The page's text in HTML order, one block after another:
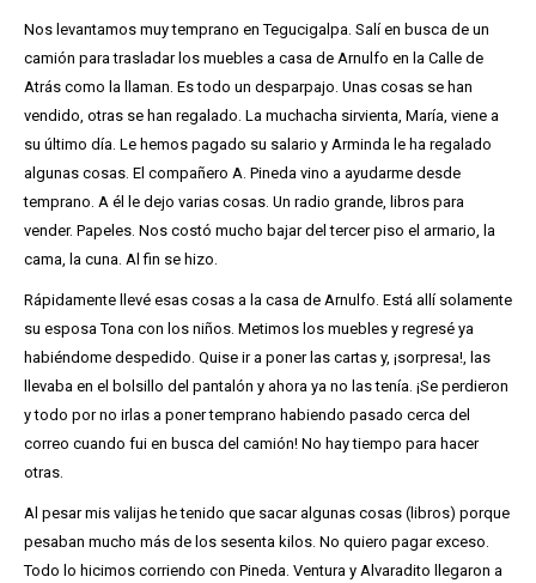
Nos levantamos muy temprano en Tegucigalpa. Salí en busca de un
camión para trasladar los muebles a casa de Arnulfo en la Calle de
Atrás como la llaman. Es todo un desparpajo. Unas cosas se han
vendido, otras se han regalado. La muchacha sirvienta, María, viene a
su último día. Le hemos pagado su salario y Arminda le ha regalado
algunas cosas. El compañero A. Pineda vino a ayudarme desde
temprano. A él le dejo varias cosas. Un radio grande, libros para
vender. Papeles. Nos costó mucho bajar del tercer piso el armario, la
cama, la cuna. Al fin se hizo.
Rápidamente llevé esas cosas a la casa de Arnulfo. Está allí solamente
su esposa Tona con los niños. Metimos los muebles y regresé ya
habiéndome despedido. Quise ir a poner las cartas y, ¡sorpresa!, las
llevaba en el bolsillo del pantalón y ahora ya no las tenía. ¡Se perdieron
y todo por no irlas a poner temprano habiendo pasado cerca del
correo cuando fui en busca del camión! No hay tiempo para hacer
otras.
Al pesar mis valijas he tenido que sacar algunas cosas (libros) porque
pesaban mucho más de los sesenta kilos. No quiero pagar exceso.
Todo lo hicimos corriendo con Pineda. Ventura y Alvaradito llegaron a